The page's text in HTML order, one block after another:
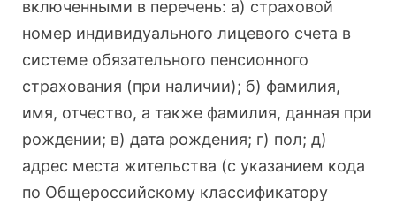
включенными в перечень: а) страховой
номер индивидуального лицевого счета в
системе обязательного пенсионного
страхования (при наличии); б) фамилия,
имя, отчество, а также фамилия, данная при
рождении; в) дата рождения; г) пол; д)
адрес места жительства (с указанием кода
по Общероссийскому классификатору